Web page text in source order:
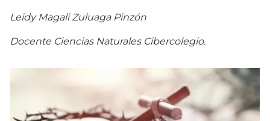
Leidy Magali Zuluaga Pinzón
Docente Ciencias Naturales Cibercolegio.